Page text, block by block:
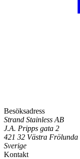
Besöksadress
Strand Stainless AB
J.A. Pripps gata 2
421 32 Västra Frölunda
Sverige
Kontakt